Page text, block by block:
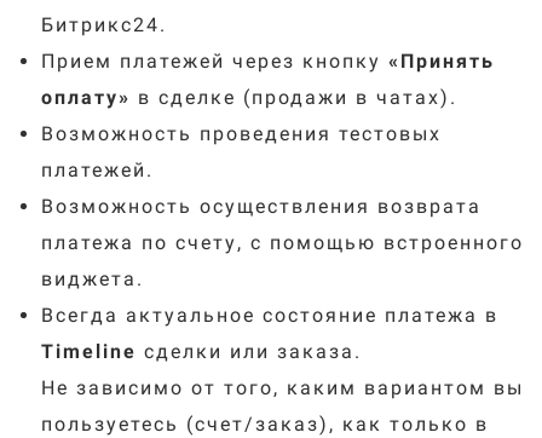
Битрикс24.
Прием платежей через кнопку « Принять
оплату» в сделке (продажи в чатах).
Возможность проведения тестовых
платежей.
Возможность осуществления возврата
платежа по счету, с помощью встроенного
виджета.
Всегда актуальное состояние платежа в
Timeline сделки или заказа.
Не зависимо от того, каким вариантом вы
пользуетесь (счет/заказ), как только в